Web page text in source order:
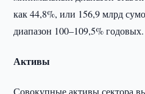
как 44,8%, или 156,9 млрд
диапазон 100–109,5% годовых.
Активы
Совокупные активы сектора